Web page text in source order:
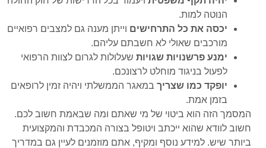
הנוטה למות.
יכסה את כל התרחישים וייתן מענה גם למצבים רפואיים
מורכבים שאולי לא חשבתם עליהם.
ימנע פרשנויות שגויות שעלולות לגרום לצוות הרפואי
לפעול בניגוד מוחלט לרצונכם.
יופקד כמו שצריך במאגר הממשלתי ויהיה זמין לרופאים
בזמן אמת.
המסמך הזה הוא ביטוי של מי שאתם ומה שבאמת חשוב לכם.
חשוב לוודא שהוא ייכתב ויטופל בצורה המכבדת והמקצועית
ביותר שיש. למידע נוסף ומקיף, אתם מוזמנים לעיין גם במדריך